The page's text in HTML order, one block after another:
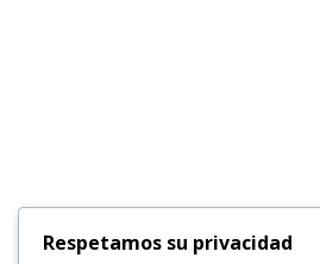
Respetamos su privacidad